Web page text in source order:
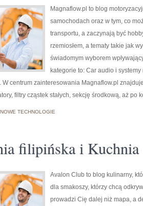
Magnaflow.pl to blog
samochodach oraz w tym, co
transportu, a zaczynają być
rzemiosłem, a tematy takie jak
świadomym wyborem
kategorie to: Car audio i
W centrum zainteresowania Magnaflow.pl
filtry cząstek stałych, sekcję środkową, aż po
NOWE TECHNOLOGIE
filipińska i Kuchnia
Avalon Club to blog kulinarny,
dla smakoszy, którzy chcą
prowadzi Cię dalej niż mapa, a